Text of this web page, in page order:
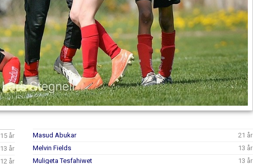
15 år
13 år
12 år
Masud Abukar
21 år
Melvin Fields
13 år
Muligeta Tesfahiwet
13 år